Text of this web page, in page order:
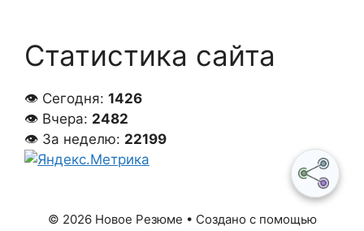
Статистика сайта
👁 Сегодня: 1426
👁 Вчера: 2482
👁 За неделю: 22199
© 2026 Новое Резюме • Создано с помощью